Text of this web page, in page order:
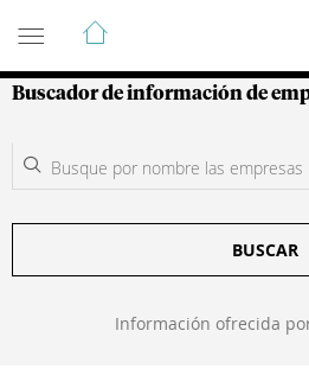
Guía de Empresas
Buscador de información de
BUSCAR
Información ofrecida